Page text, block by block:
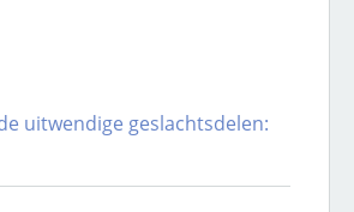
uitwendige geslachtsdelen: